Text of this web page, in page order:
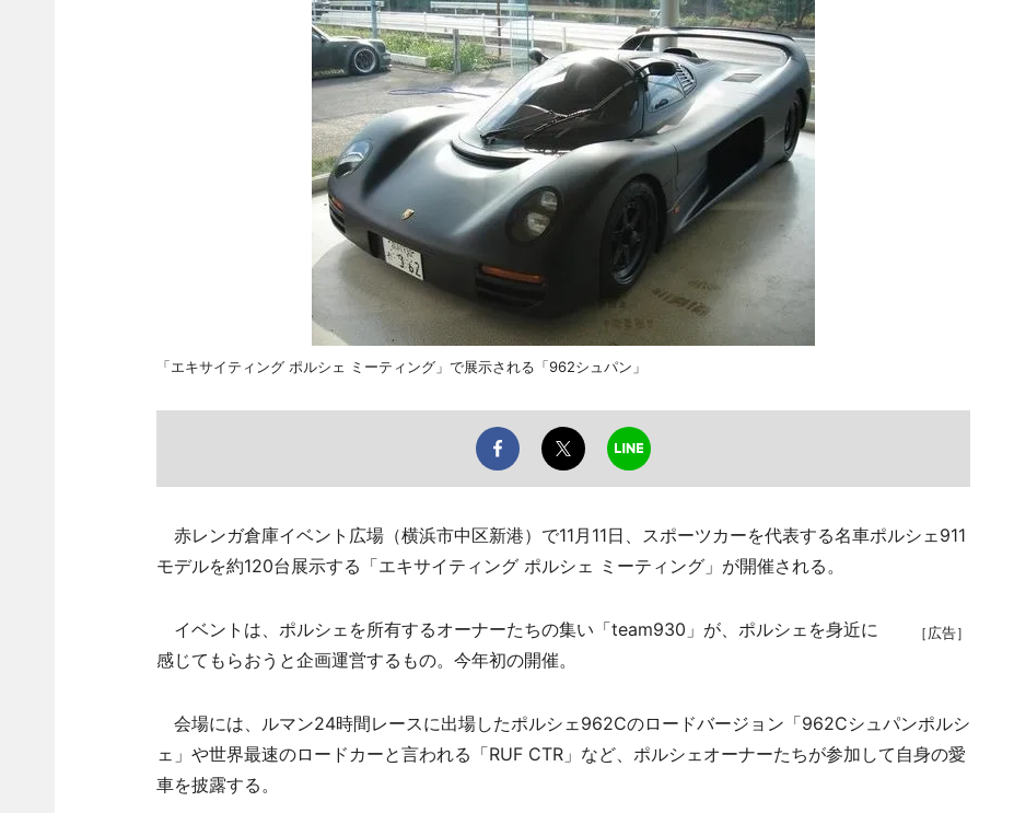
「エキサイティング ポルシェ ミーティング」で展示される「962シュパン」
赤レンガ倉庫イベント広場（横浜市中区新港）で11月11日、スポーツカーを代表する名車ポルシェ911
モデルを約120台展示する「エキサイティング ポルシェ ミーティング」が開催される。
［広告］
イベントは、ポルシェを所有するオーナーたちの集い「team930」が、ポルシェを身近に
感じてもらおうと企画運営するもの。今年初の開催。
会場には、ルマン24時間レースに出場したポルシェ962Cのロードバージョン「962Cシュパンポルシ
ェ」や世界最速のロードカーと言われる「RUF CTR」など、ポルシェオーナーたちが参加して自身の愛
車を披露する。